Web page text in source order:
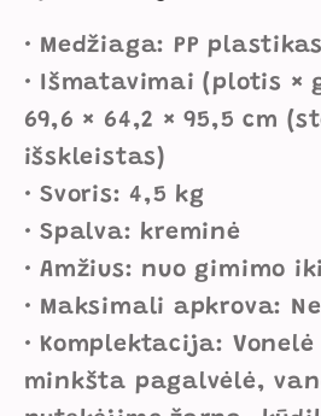
• Medžiaga: PP
• Išmatavimai (plotis ×
69,6 × 64,2 × 95,5 cm
išskleistas)
• Svoris: 4,5 kg
• Spalva: kreminė
• Amžius: nuo gimimo
• Maksimali apkrova:
• Komplektacija:
minkšta pagalvėlė,